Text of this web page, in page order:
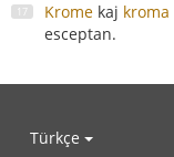
Krome kaj kroma
esceptan.
Türkçe